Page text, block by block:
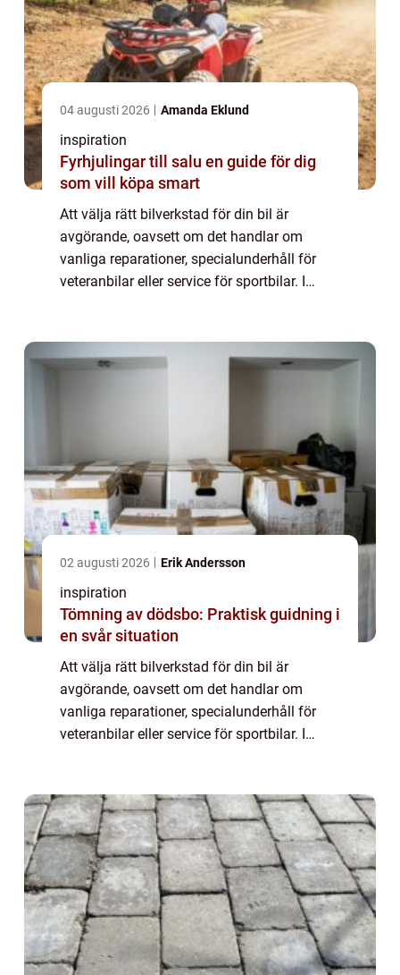
04 augusti 2026 Amanda Eklund
inspiration
Fyrhjulingar till salu en guide för dig
som vill köpa smart
Att välja rätt bilverkstad för din bil är
avgörande, oavsett om det handlar om
vanliga reparationer, specialunderhåll för
veteranbilar eller service för sportbilar. I
02 augusti 2026 Erik Andersson
inspiration
Tömning av dödsbo: Praktisk guidning i
en svår situation
Att välja rätt bilverkstad för din bil är
avgörande, oavsett om det handlar om
vanliga reparationer, specialunderhåll för
veteranbilar eller service för sportbilar. I